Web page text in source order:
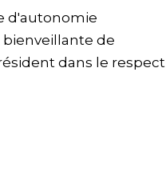
d'autonomie
de
dans le respect